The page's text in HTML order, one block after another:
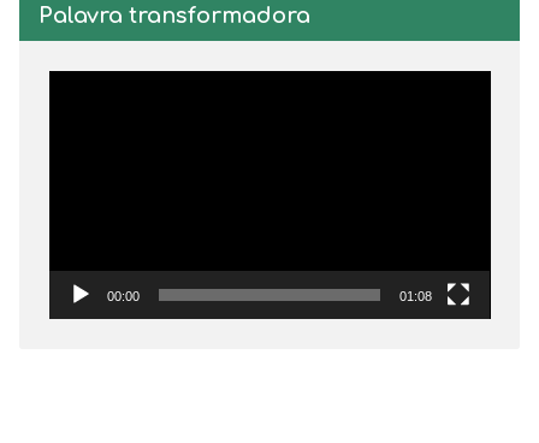
Palavra transformadora
00:00 01:08